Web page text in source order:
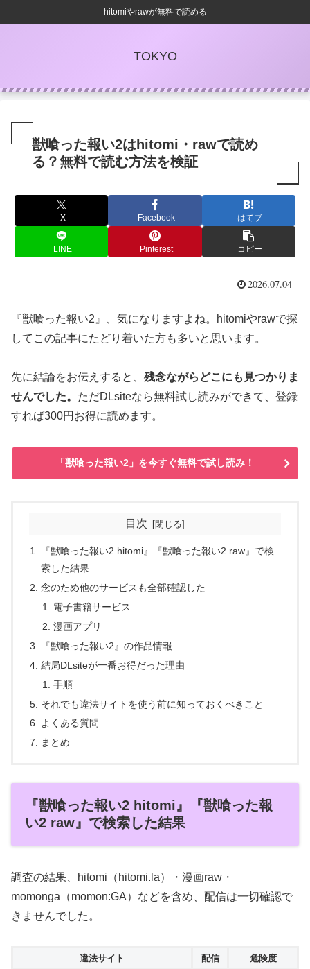
hitomiやrawが無料で読める
TOKYO
獣喰った報い2はhitomi・rawで読め
る？無料で読む方法を検証
X Facebook はてブ
LINE Pinterest コピー
2026.07.04
『獣喰った報い2』、気になりますよね。hitomiやrawで探
してこの記事にたどり着いた方も多いと思います。
先に結論をお伝えすると、 残念ながらどこにも見つかりま
せんでした。 ただDLsiteなら無料試し読みができて、登録
すれば300円お得に読めます。
「獣喰った報い2」を今すぐ無料で試し読み！
目次
『獣喰った報い2 hitomi』『獣喰った報い2 raw』で検
索した結果
念のため他のサービスも全部確認した
電子書籍サービス
漫画アプリ
『獣喰った報い2』の作品情報
結局DLsiteが一番お得だった理由
手順
それでも違法サイトを使う前に知っておくべきこと
よくある質問
まとめ
『獣喰った報い2 hitomi』『獣喰った報
い2 raw』で検索した結果
調査の結果、hitomi（hitomi.la）・漫画raw・
momonga（momon:GA）などを含め、配信は一切確認で
きませんでした。
違法サイト 配信 危険度